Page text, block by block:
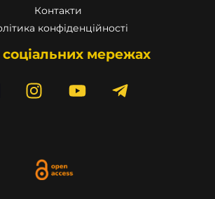
Контакти
конфіденційності
мережах